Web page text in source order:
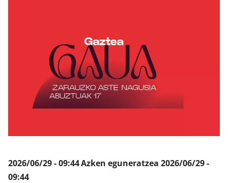
2026/06/29 - 09:44Azken eguneratzea 2026/06/29 -
09:44